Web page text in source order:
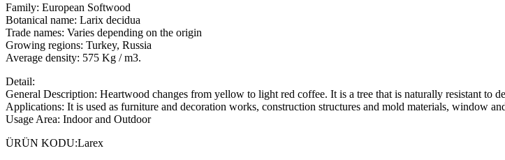
Family: European Softwood
Botanical name: Larix decidua
Trade names: Varies depending on the origin
Growing regions: Turkey, Russia
Average density: 575 Kg / m3.
Detail:
General Description: Heartwood changes from yellow to light red coffee. It is a tree that is naturally resistant to
Applications: It is used as furniture and decoration works, construction structures and mold materials, window
Usage Area: Indoor and Outdoor
ÜRÜN KODU:Larex